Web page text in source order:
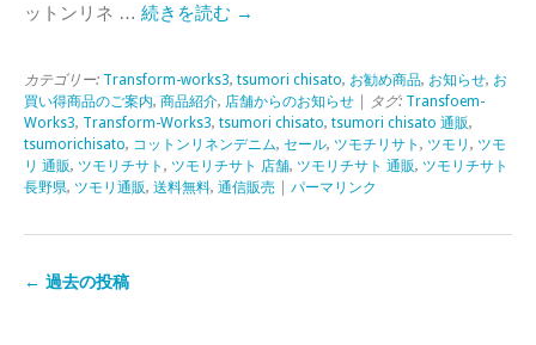
ットンリネ … 続きを読む →
カテゴリー: Transform-works3, tsumori chisato, お勧め商品, お知らせ, お
買い得商品のご案内, 商品紹介, 店舗からのお知らせ | タグ: Transfoem-
Works3, Transform-Works3, tsumori chisato, tsumori chisato 通販,
tsumorichisato, コットンリネンデニム, セール, ツモチリサト , ツモリ , ツモ
リ 通販, ツモリチサト , ツモリチサト 店舗, ツモリチサト 通販, ツモリチサト
長野県, ツモリ通販, 送料無料, 通信販売 パーマリンク
← 過去の投稿